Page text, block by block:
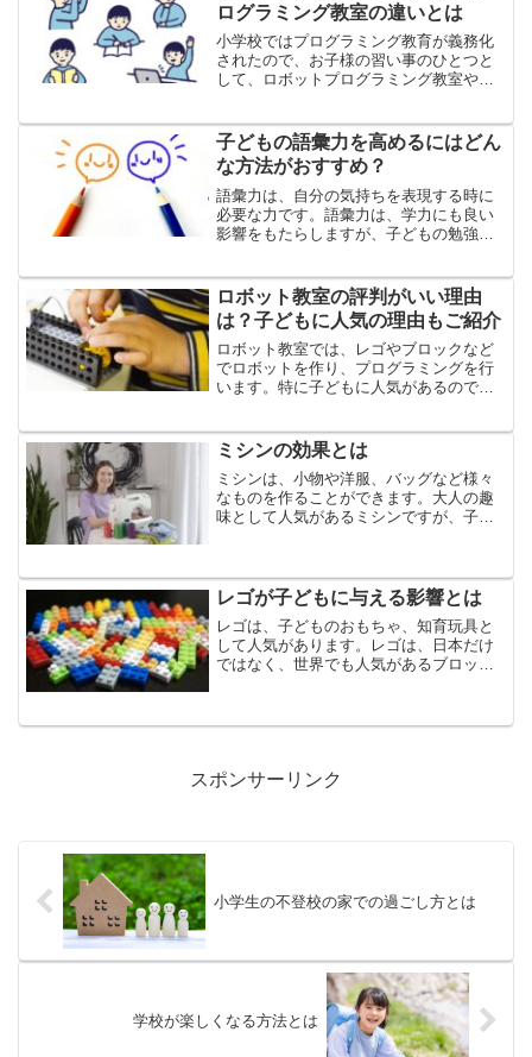
ログラミング教室の違いとは
小学校ではプログラミング教育が義務化
されたので、お子様の習い事のひとつと
して、ロボットプログラミング教室やプ
プログラミング教室やプログラミング教
室は全国に多数ありますか...
子どもの語彙力を高めるにはどん
な方法がおすすめ？
語彙力は、自分の気持ちを表現する時に
必要な力です。語彙力は、学力にも良い
影響をもたらしますが、子どもの勉強だ
を高めるには、どんなことをすれば良い
か、お悩みの方もいるでし...
ロボット教室の評判がいい理由
は？子どもに人気の理由もご紹介
ロボット教室では、レゴやブロックなど
でロボットを作り、プログラミングを行
います。特に子どもに人気があるのです
いう方もいるでしょう。今回は、ロボッ
ト教室の評判がいい理由、...
ミシンの効果とは
ミシンは、小物や洋服、バッグなど様々
なものを作ることができます。大人の趣
味として人気があるミシンですが、子ど
もにもおすすめのミシンの効果や選び
方、おすすめの子ども用ミシ...
レゴが子どもに与える影響とは
レゴは、子どものおもちゃ、知育玩具と
して人気があります。レゴは、日本だけ
ではなく、世界でも人気があるブロック
スポンサーリンク
小学生の不登校の家での過ごし方とは
学校が楽しくなる方法とは